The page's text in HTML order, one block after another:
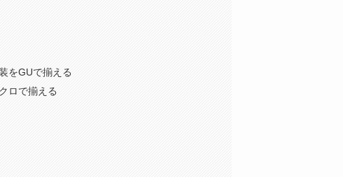
をGUで揃える
ロで揃える